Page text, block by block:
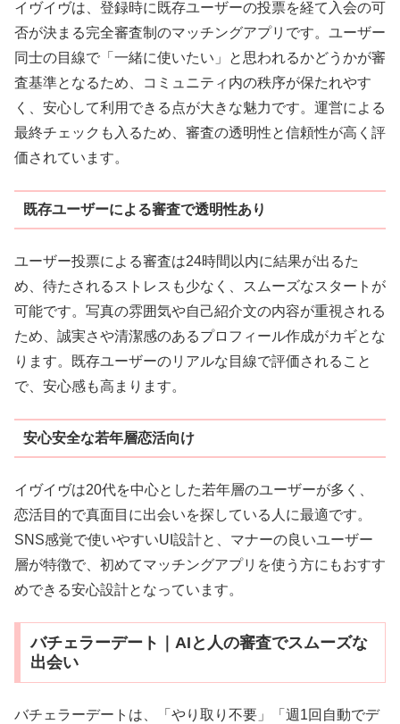
イヴイヴは、登録時に既存ユーザーの投票を経て入会の可
否が決まる完全審査制のマッチングアプリです。ユーザー
同士の目線で「一緒に使いたい」と思われるかどうかが審
査基準となるため、コミュニティ内の秩序が保たれやす
く、安心して利用できる点が大きな魅力です。運営による
最終チェックも入るため、審査の透明性と信頼性が高く評
価されています。
既存ユーザーによる審査で透明性あり
ユーザー投票による審査は24時間以内に結果が出るた
め、待たされるストレスも少なく、スムーズなスタートが
可能です。写真の雰囲気や自己紹介文の内容が重視される
ため、誠実さや清潔感のあるプロフィール作成がカギとな
ります。既存ユーザーのリアルな目線で評価されること
で、安心感も高まります。
安心安全な若年層恋活向け
イヴイヴは20代を中心とした若年層のユーザーが多く、
恋活目的で真面目に出会いを探している人に最適です。
SNS感覚で使いやすいUI設計と、マナーの良いユーザー
層が特徴で、初めてマッチングアプリを使う方にもおすす
めできる安心設計となっています。
バチェラーデート｜AIと人の審査でスムーズな
出会い
バチェラーデートは、「やり取り不要」「週1回自動でデ